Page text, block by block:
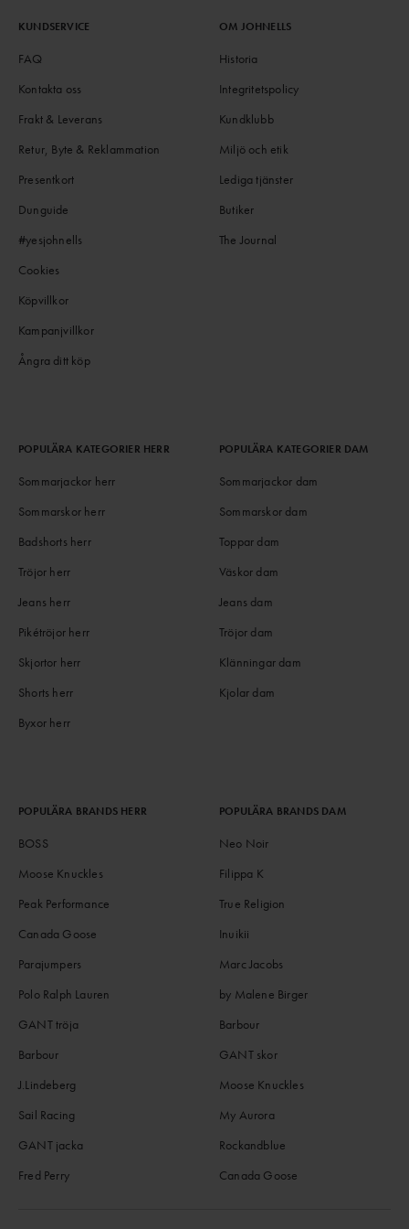
KUNDSERVICE
FAQ
Kontakta oss
Frakt & Leverans
Retur, Byte & Reklammation
Presentkort
Dunguide
#yesjohnells
Cookies
Köpvillkor
Kampanjvillkor
Ångra ditt köp
OM JOHNELLS
Historia
Integritetspolicy
Kundklubb
Miljö och etik
Lediga tjänster
Butiker
The Journal
POPULÄRA KATEGORIER HERR
Sommarjackor herr
Sommarskor herr
Badshorts herr
Tröjor herr
Jeans herr
Pikétröjor herr
Skjortor herr
Shorts herr
Byxor herr
POPULÄRA KATEGORIER DAM
Sommarjackor dam
Sommarskor dam
Toppar dam
Väskor dam
Jeans dam
Tröjor dam
Klänningar dam
Kjolar dam
POPULÄRA BRANDS HERR
BOSS
Moose Knuckles
Peak Performance
Canada Goose
Parajumpers
Polo Ralph Lauren
GANT tröja
Barbour
J.Lindeberg
Sail Racing
GANT jacka
Fred Perry
POPULÄRA BRANDS DAM
Neo Noir
Filippa K
True Religion
Inuikii
Marc Jacobs
by Malene Birger
Barbour
GANT skor
Moose Knuckles
My Aurora
Rockandblue
Canada Goose